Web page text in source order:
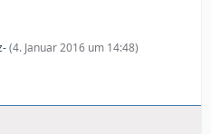
(4. Januar 2016 um 14:48)